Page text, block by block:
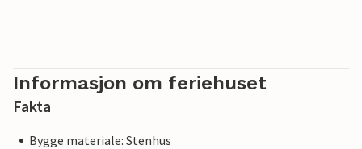
Informasjon om feriehuset
Fakta
Bygge materiale: Stenhus